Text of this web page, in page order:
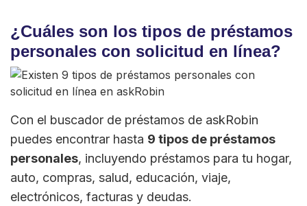
¿Cuáles son los tipos de préstamos
personales con solicitud en línea?
Con el buscador de préstamos de askRobin
puedes encontrar hasta 9 tipos de préstamos
personales, incluyendo préstamos para tu hogar,
auto, compras, salud, educación, viaje,
electrónicos, facturas y deudas.